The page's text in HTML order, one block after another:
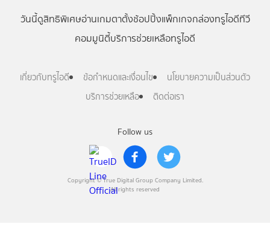
Follow us
Copyright © True Digital Group Company Limited.
All rights reserved
วันนี้ดูสิทธิพิเศษอ่านเกมตาตั้งช้อปปิ้งแพ็กเกจกล่องทรูไอดีทีวี
คอมมูนิตี้บริการช่วยเหลือทรูไอดี
เกี่ยวกับทรูไอดี ข้อกำหนดและเงื่อนไข
นโยบายความเป็นส่วนตัว
บริการช่วยเหลือ
ติดต่อเรา